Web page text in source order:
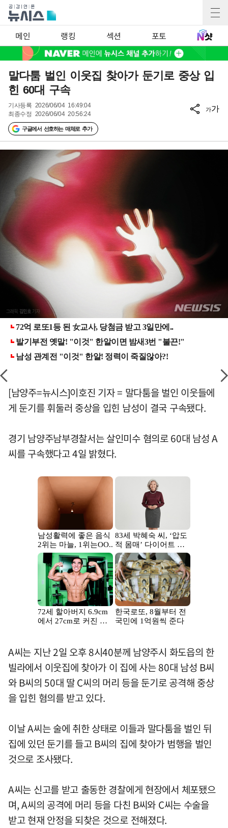
메인 랭킹 섹션 포토
말다툼 벌인 이웃집 찾아가 둔기로 중상 입
힌 60대 구속
기사등록 2026/06/04 16:49:04
최종수정 2026/06/04 20:56:24
구글에서 선호하는 매체로 추가
가가
[남양주=뉴시스]이호진 기자 = 말다툼을 벌인 이웃들에
게 둔기를 휘둘러 중상을 입힌 남성이 결국 구속됐다.
경기 남양주남부경찰서는 살인미수 혐의로 60대 남성 A
씨를 구속했다고 4일 밝혔다.
A씨는 지난 2일 오후 8시40분께 남양주시 화도읍의 한
빌라에서 이웃집에 찾아가 이 집에 사는 80대 남성 B씨
와 B씨의 50대 딸 C씨의 머리 등을 둔기로 공격해 중상
을 입힌 혐의를 받고 있다.
이날 A씨는 술에 취한 상태로 이들과 말다툼을 벌인 뒤
집에 있던 둔기를 들고 B씨의 집에 찾아가 범행을 벌인
것으로 조사됐다.
A씨는 신고를 받고 출동한 경찰에게 현장에서 체포됐으
며, A씨의 공격에 머리 등을 다친 B씨와 C씨는 수술을
받고 현재 안정을 되찾은 것으로 전해졌다.